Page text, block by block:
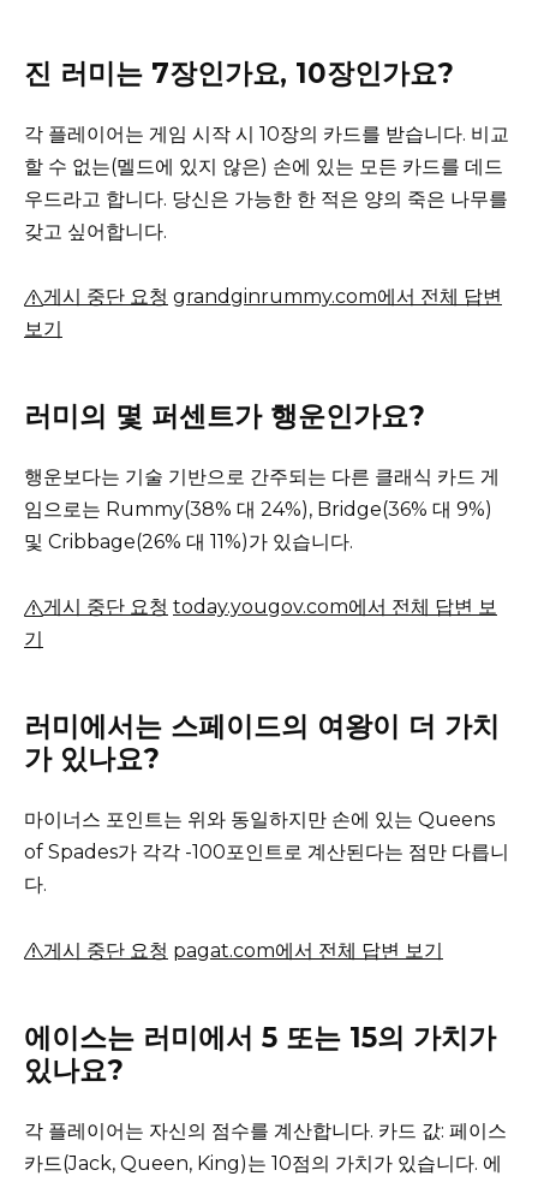
진 러미는 7장인가요, 10장인가요?
각 플레이어는 게임 시작 시 10장의 카드를 받습니다. 비교
할 수 없는(멜드에 있지 않은) 손에 있는 모든 카드를 데드
우드라고 합니다. 당신은 가능한 한 적은 양의 죽은 나무를
갖고 싶어합니다.
게시 중단 요청 grandginrummy.com에서 전체 답변
보기
러미의 몇 퍼센트가 행운인가요?
행운보다는 기술 기반으로 간주되는 다른 클래식 카드 게
임으로는 Rummy(38% 대 24%), Bridge(36% 대 9%)
및 Cribbage(26% 대 11%)가 있습니다.
게시 중단 요청 today.yougov.com에서 전체 답변 보
기
러미에서는 스페이드의 여왕이 더 가치
가 있나요?
마이너스 포인트는 위와 동일하지만 손에 있는 Queens
of Spades가 각각 -100포인트로 계산된다는 점만 다릅니
다.
게시 중단 요청 pagat.com에서 전체 답변 보기
에이스는 러미에서 5 또는 15의 가치가
있나요?
각 플레이어는 자신의 점수를 계산합니다. 카드 값: 페이스
카드(Jack, Queen, King)는 10점의 가치가 있습니다. 에